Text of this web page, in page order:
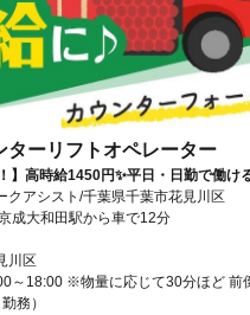
ターリフトオペレーター
】高時給1450円✨平日・日勤で働け
クアシスト/千葉県千葉市花見川区
成大和田駅から車で12分
川区
～18:00 ※物量に応じて30分ほど 前
務）